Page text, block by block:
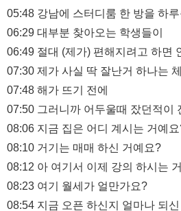
05:48 강남에 스터디룸 한 방을 하
06:29 대부분 찾아오는 학생들이
06:49 절대 (제가) 편해지려고 하면
07:30 제가 사실 딱 잘난거 하나는
07:48 해가 뜨기 전에
07:50 그러니까 어두울때 잤던적이
08:06 지금 집은 어디 계시는 거예
08:10 거기는 매매 하신 거예요?
08:12 아 여기서 이제 강의 하시는
08:23 여기 월세가 얼만가요?
08:54 지금 오픈 하신지 얼마나 되